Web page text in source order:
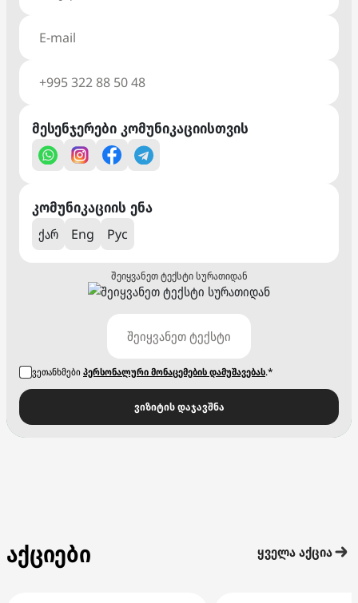
მესენჯერები კომუნიკაციისთვის
კომუნიკაციის ენა
ქარ Eng Рус
შეიყვანეთ ტექსტი სურათიდან
ვეთანხმებიპერსონალური მონაცემების დამუშავებას.*
ვიზიტის დაჯავშნა
აქციები ყველა აქცია